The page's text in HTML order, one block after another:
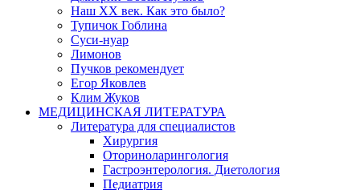
Наш XX век. Как это было?
Тупичок Гоблина
Суси-нуар
Лимонов
Пучков рекомендует
Егор Яковлев
Клим Жуков
МЕДИЦИНСКАЯ ЛИТЕРАТУРА
Литература для специалистов
Хирургия
Оториноларингология
Гастроэнтерология. Диетология
Педиатрия